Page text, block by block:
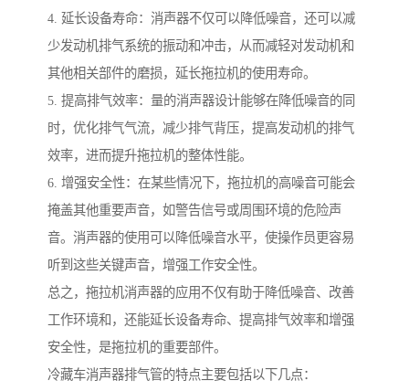
4. 延长设备寿命：消声器不仅可以降低噪音，还可以减
少发动机排气系统的振动和冲击，从而减轻对发动机和
其他相关部件的磨损，延长拖拉机的使用寿命。
5. 提高排气效率：量的消声器设计能够在降低噪音的同
时，优化排气气流，减少排气背压，提高发动机的排气
效率，进而提升拖拉机的整体性能。
6. 增强安全性：在某些情况下，拖拉机的高噪音可能会
掩盖其他重要声音，如警告信号或周围环境的危险声
音。消声器的使用可以降低噪音水平，使操作员更容易
听到这些关键声音，增强工作安全性。
总之，拖拉机消声器的应用不仅有助于降低噪音、改善
工作环境和，还能延长设备寿命、提高排气效率和增强
安全性，是拖拉机的重要部件。
冷藏车消声器排气管的特点主要包括以下几点：